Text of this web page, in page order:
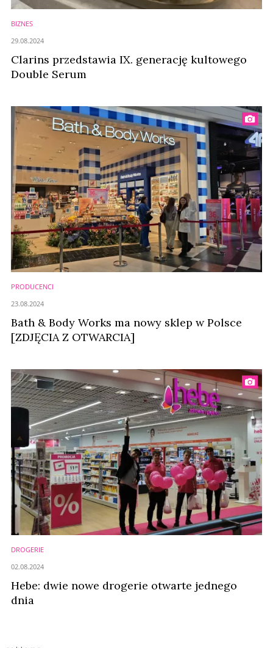
BIZNES
Clarins przedstawia IX. generację kultowego
Double Serum
29.08.2024
PRODUCENCI
Bath & Body Works ma nowy sklep w Polsce
[ZDJĘCIA Z OTWARCIA]
23.08.2024
DROGERIE
Hebe: dwie nowe drogerie otwarte jednego
dnia
02.08.2024